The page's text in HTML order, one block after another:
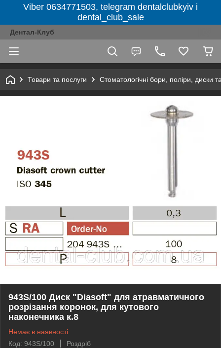
Viber 0634771503, telegram dentalclubkyiv і
dental_club_sale
Дентал-Клуб
Товари та послуги Стоматологічні бори, поліри, диски
943S/100 Диск "Diasoft" для атравматичного
розрізання коронок, для кутового
наконечника к.8
Немає в наявності
Код: 943S/100
Роздріб